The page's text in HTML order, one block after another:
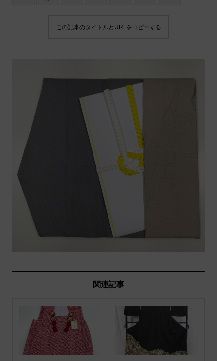
この記事のタイトルとURLをコピーする
関連記事